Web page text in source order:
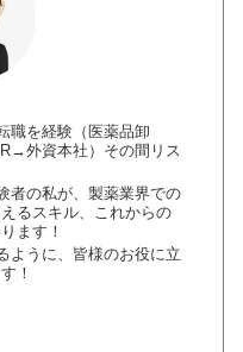
職を経験（医薬品卸
外資本社）その間リス
者の私が、製薬業界での
るスキル、これからの
ます！
ように、皆様のお役に立
！